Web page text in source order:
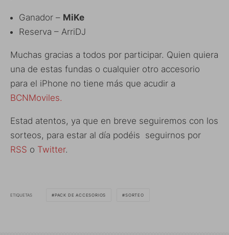
Ganador – MiKe
Reserva – ArriDJ
Muchas gracias a todos por participar. Quien quiera
una de estas fundas o cualquier otro accesorio
para el iPhone no tiene más que acudir a
BCNMoviles.
Estad atentos, ya que en breve seguiremos con los
sorteos, para estar al día podéis seguirnos por
RSS o Twitter.
ETIQUETAS PACK DE ACCESORIOS SORTEO